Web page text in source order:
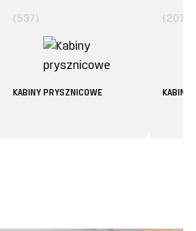
(537)
KABINY PRYSZNICOWE
(207)
KABINY